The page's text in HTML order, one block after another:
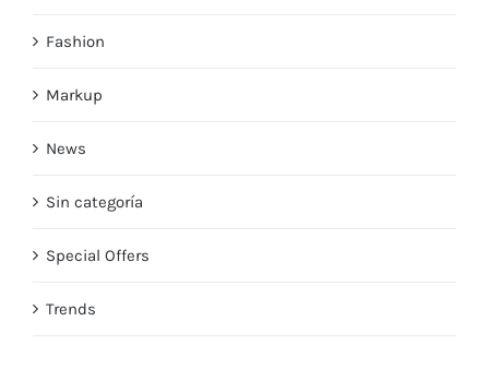
Fashion
Markup
News
Sin categoría
Special Offers
Trends